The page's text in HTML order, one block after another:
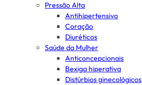
Pressão Alta
Antihipertensivo
Coração
Diuréticos
Saúde da Mulher
Anticoncepcionais
Bexiga hiperativa
Distúrbios ginecológicos